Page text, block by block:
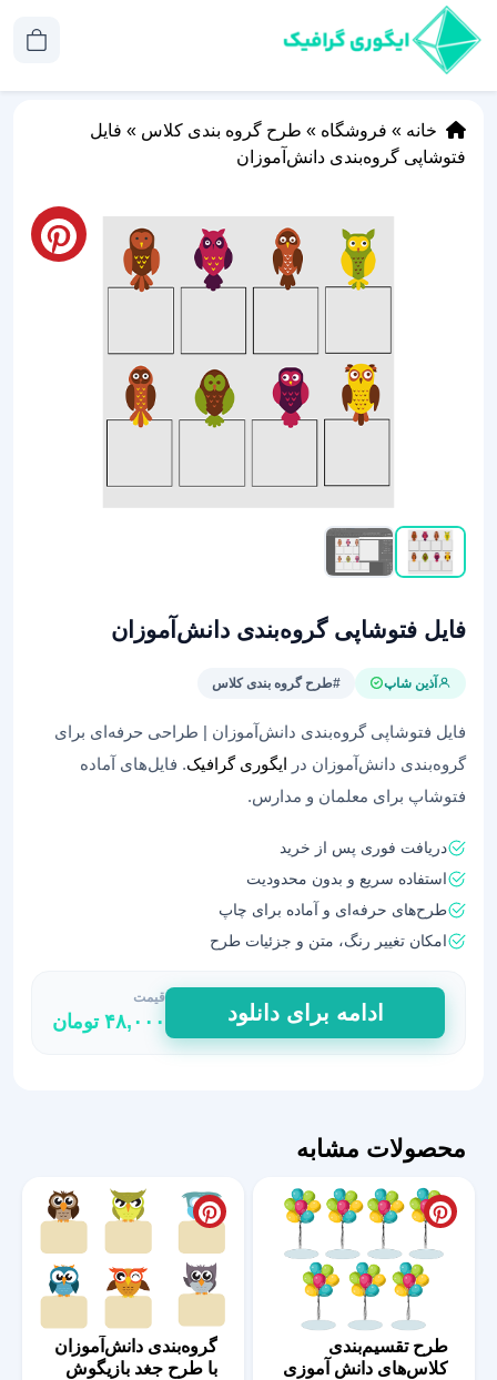
خانه » فروشگاه » طرح گروه بندی کلاس » فایل
فتوشاپی گروه‌بندی دانش‌آموزان
فایل فتوشاپی گروه‌بندی دانش‌آموزان
آذین شاپ #طرح گروه بندی کلاس
فایل فتوشاپی گروه‌بندی دانش‌آموزان | طراحی حرفه‌ای برای
گروه‌بندی دانش‌آموزان در ایگوری گرافیک. فایل‌های آماده
فتوشاپ برای معلمان و مدارس.
دریافت فوری پس از خرید
استفاده سریع و بدون محدودیت
طرح‌های حرفه‌ای و آماده برای چاپ
امکان تغییر رنگ، متن و جزئیات طرح
فایل
فتوشاپی
گروه‌بندی
ادامه برای دانلود
قیمت
۴۸,۰۰۰ تومان
محصولات مشابه
طرح تقسیم‌بندی
کلاس‌های دانش آموزی
گروه‌بندی دانش‌آموزان
با طرح‌ جغد بازیگوش